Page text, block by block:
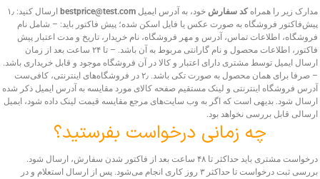
مدارک زیر را همراهکد سفارش خود، به آدرس ایمیل bestprice@test.com
ارسال کنید: ۱٫
پیش‌فاکتور فروشگاه به صورت عکس یا فایل اسکن شده؛ پیش فاکتور باید: – شامل نام
فروشگاه، اطلاعات تماس، آدرس و مهر فروشگاه، نام خریدار، تاریخ و مدت اعتبار پیش
فاکتور، اطلاعات محصول و نام گارانتی مربوط به آن باشد. – تا ۲۴ ساعت بعد از زمان
ارسال ایمیل توسط مشتری دارای اعتبار و کالا در آن فروشگاه موجود و قابل خریداری باشد.
– صرفا برای همان محصول به صورت تکی باشد. ۲٫ در فروشگاه‌های اینترنتی، کافی‌ست
آدرس فروشگاه اینترنتی و لینک مستقیم صفحه کالای مورد مقایسه به آدرس ایمیل ذکر شده
ارسال شود. بدیهی است که اگر به وب سایت‌های مرجع مقایسه قیمت لینک داده شود، ایمیل
ارسالی قابل بررسی نخواهد بود.
چه زمانی درخواست بفرستید؟
درخواست مشتری باید حداکثر تا ۴۸ ساعت بعد از فاکتور شدن سفارش، ارسال شود.
بررسی ثبت درخواست تا حداکثر ۳ روز کاری انجام می‌شود. پس از ارسال استعلام و در